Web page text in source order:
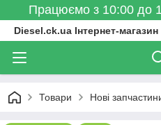
Працюємо з 10:00 до
Diesel.ck.ua Інтернет-
Товари Нові